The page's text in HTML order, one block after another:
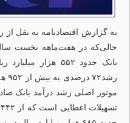
به گزارش اقتصادنامه به نقل از
بانک حدود ۵۵۲ هزار
موتور اصلی رشد درآمد بانک